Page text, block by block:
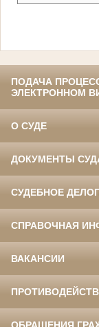
ПОДАЧА
ЭЛЕКТРОННОМ
О СУДЕ
ДОКУМЕНТЫ
СУДЕБНОЕ
СПРАВОЧНАЯ
ВАКАНСИИ